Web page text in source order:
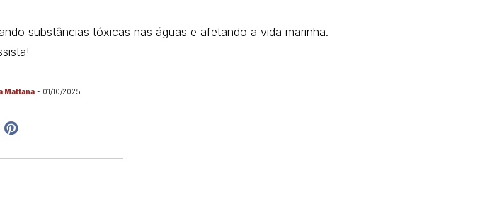
substâncias tóxicas nas águas e afetando a vida marinha.
Mattana - 01/10/2025